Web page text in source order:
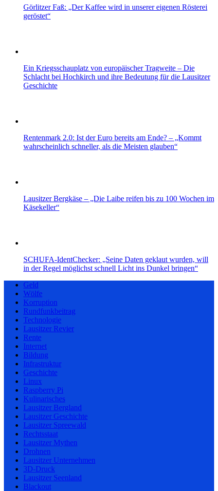
Görlitzer Faß: „Der Kaffee wird in unserer eigenen Rösterei
geröstet“
Ein Kriegsschauplatz von europäischer Tragweite – Die
Schlacht bei Hochkirch und ihre Bedeutung für die Lausitzer
Geschichte
Rentenmark 2.0: Ist der Euro bereits am Ende? – „Kommt
wahrscheinlich schneller, als die Meisten glauben“
Lausitzer Bergkäse – „Die Laibe reifen bis zu 100 Wochen im
Käsekeller“
SCHUFA-IdentChecker: „Seine Daten geklaut wurden, will
in der Regel möglichst schnell Licht ins Dunkel bringen“
Geld
Wölfe
Korruption
Rundfunkbeitrag
Technologie
Lausitzer Revier
Rente
Internet
Bildung
Infrastruktur
Geschichte
Linux
Raspberry Pi
Kulinarisches
Lausitzer Bergland
Lausitzer Geschichte
Lausitzer Spreewald
Rechtsstaat
Lausitzer Mythen
Drohnen
Lausitzer Unternehmen
3D-Druck
Lausitzer Seenland
Blackout